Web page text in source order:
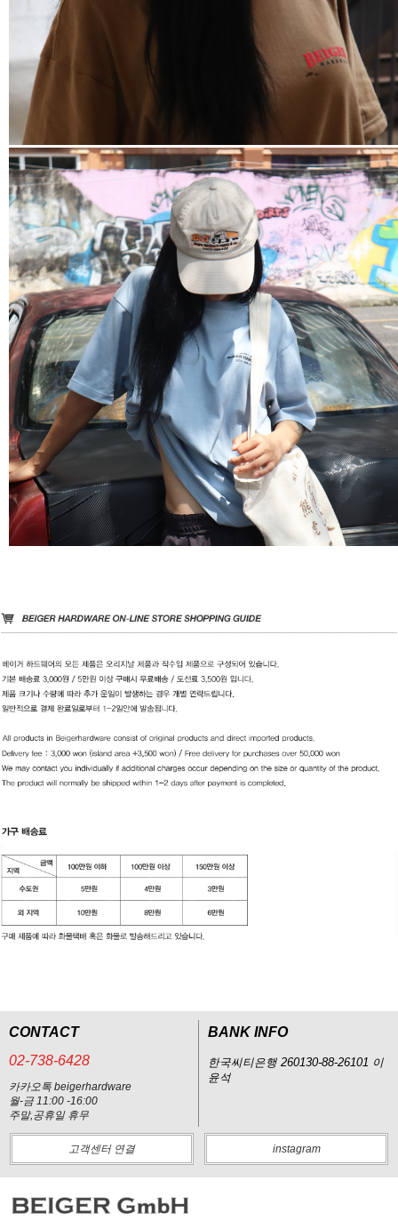
CONTACT
02-738-6428
카카오톡 beigerhardware
월-금 11:00 -16:00
주말,공휴일 휴무
BANK INFO
한국씨티은행 260130-88-26101 이
윤석
고객센터 연결 instagram